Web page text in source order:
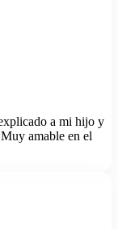
a mi hijo y
amable en el